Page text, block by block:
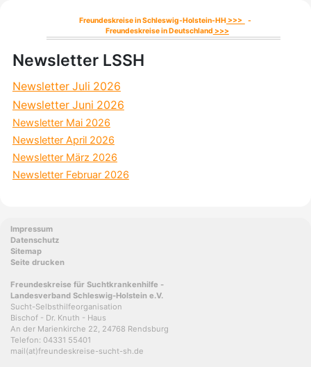
Freundeskreise in Schleswig-Holstein-HH >>>
-
Freundeskreise in Deutschland >>>
Newsletter LSSH
Newsletter Juli 2026
Newsletter Juni 2026
Newsletter Mai 2026
Newsletter April 2026
Newsletter März 2026
Newsletter Februar 2026
Freundeskreise für Suchtkrankenhilfe -
Landesverband Schleswig-Holstein e.V.
Sucht-Selbsthilfeorganisation
Bischof - Dr. Knuth - Haus
An der Marienkirche 22, 24768 Rendsburg
Telefon: 04331 55401
mail(at)freundeskreise-sucht-sh.de
Impressum
Datenschutz
Sitemap
Seite drucken